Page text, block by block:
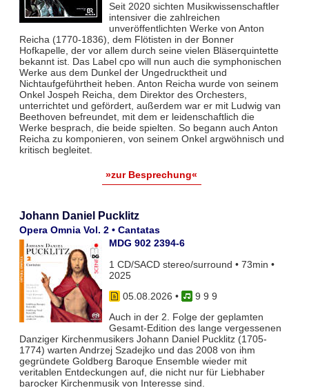
Seit 2020 sichten Musikwissenschaftler
intensiver die zahlreichen
unveröffentlichten Werke von Anton
Reicha (1770-1836), dem Flötisten in der Bonner
Hofkapelle, der vor allem durch seine vielen Bläserquintette
bekannt ist. Das Label cpo will nun auch die symphonischen
Werke aus dem Dunkel der Ungedrucktheit und
Nichtaufgeführtheit heben. Anton Reicha wurde von seinem
Onkel Jospeh Reicha, dem Direktor des Orchesters,
unterrichtet und gefördert, außerdem war er mit Ludwig van
Beethoven befreundet, mit dem er leidenschaftlich die
Werke besprach, die beide spielten. So begann auch Anton
Reicha zu komponieren, von seinem Onkel argwöhnisch und
kritisch begleitet.
»zur Besprechung«
Johann Daniel Pucklitz
Opera Omnia Vol. 2 • Cantatas
MDG 902 2394-6
1 CD/SACD stereo/surround • 73min •
2025
05.08.2026 •
9 9 9
Auch in der 2. Folge der geplamten
Gesamt-Edition des lange vergessenen
Danziger Kirchenmusikers Johann Daniel Pucklitz (1705-
1774) warten Andrzej Szadejko und das 2008 von ihm
gegründete Goldberg Baroque Ensemble wieder mit
veritablen Entdeckungen auf, die nicht nur für Liebhaber
barocker Kirchenmusik von Interesse sind.